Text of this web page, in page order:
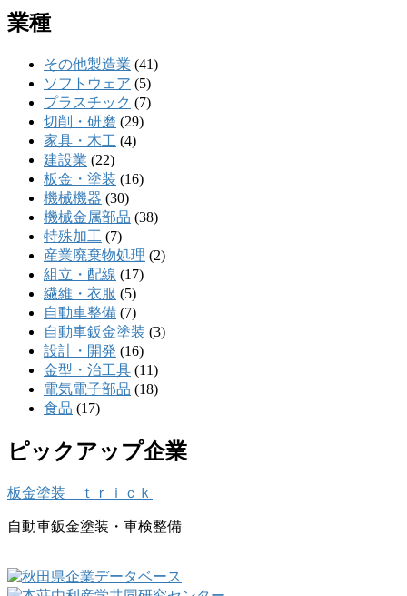
業種
その他製造業 (41)
ソフトウェア (5)
プラスチック (7)
切削・研磨 (29)
家具・木工 (4)
建設業 (22)
板金・塗装 (16)
機械機器 (30)
機械金属部品 (38)
特殊加工 (7)
産業廃棄物処理 (2)
組立・配線 (17)
繊維・衣服 (5)
自動車整備 (7)
自動車鈑金塗装 (3)
設計・開発 (16)
金型・治工具 (11)
電気電子部品 (18)
食品 (17)
ピックアップ企業
板金塗装 ｔｒｉｃｋ
自動車鈑金塗装・車検整備